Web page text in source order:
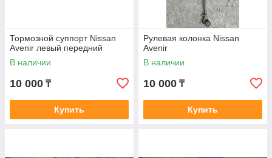
Тормозной суппорт Nissan
Avenir левый передний
В наличии
10 000 ₸
Купить
Рулевая колонка Nissan
Avenir
В наличии
10 000 ₸
Купить